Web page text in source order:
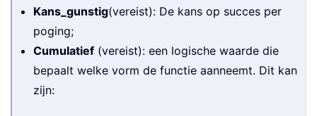
Kans_gunstig(vereist): De kans op succes per
poging;
Cumulatief (vereist): een logische waarde die
bepaalt welke vorm de functie aanneemt. Dit kan
zijn: